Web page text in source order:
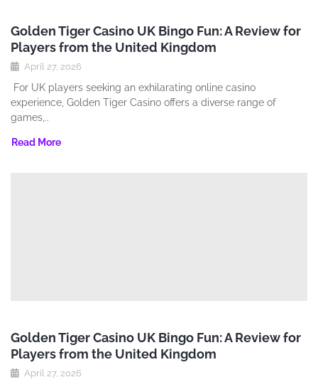
Golden Tiger Casino UK Bingo Fun: A Review for
Players from the United Kingdom
April 27, 2026
For UK players seeking an exhilarating online casino
experience‚ Golden Tiger Casino offers a diverse range of
games‚..
Read More
Golden Tiger Casino UK Bingo Fun: A Review for
Players from the United Kingdom
April 27, 2026